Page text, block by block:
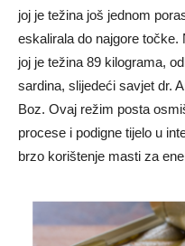
joj je težina još jednom
eskalirala do najgore točke.
joj je težina 89 kilograma,
sardina, slijedeći savjet dr.
Boz. Ovaj režim posta
procese i podigne tijelo u
brzo korištenje masti za